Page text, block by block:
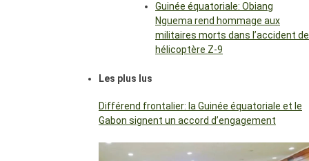
Guinée équatoriale: Obiang
Nguema rend hommage aux
militaires morts dans l’accident de
hélicoptère Z-9
Les plus lus
Différend frontalier: la Guinée équatoriale et le
Gabon signent un accord d’engagement